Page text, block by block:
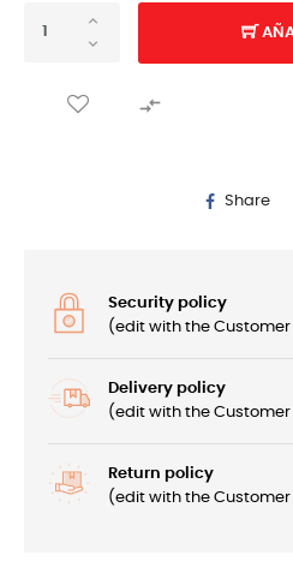

Share
Security policy
(edit with the
Delivery policy
(edit with the
Return policy
(edit with the